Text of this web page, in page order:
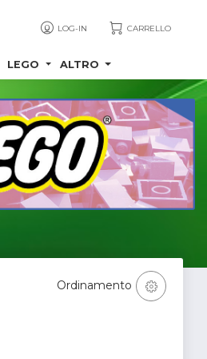
LOG-IN CARRELLO
LEGO ALTRO
Ordinamento